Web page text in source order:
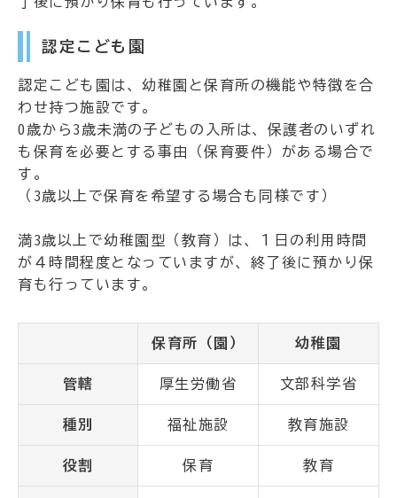
認定こども園
認定こども園は、幼稚園と保育所の機能や特徴を合
わせ持つ施設です。
0歳から3歳未満の子どもの入所は、保護者のいずれ
も保育を必要とする事由（保育要件）がある場合で
す。
（3歳以上で保育を希望する場合も同様です）
満3歳以上で幼稚園型（教育）は、１日の利用時間
が４時間程度となっていますが、終了後に預かり保
育も行っています。
保育所（園） 幼稚園
管轄 厚生労働省 文部科学省
種別 福祉施設 教育施設
役割 保育 教育